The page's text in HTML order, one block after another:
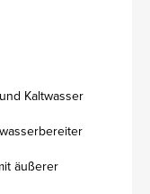
Kaltwasser
äußerer